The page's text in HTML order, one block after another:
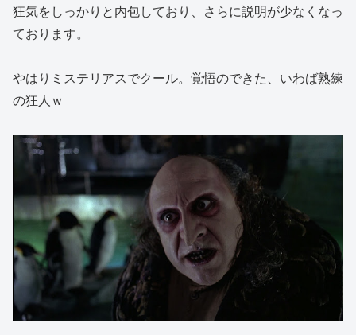
狂気をしっかりと内包しており、さらに説明が少なくなっ
ております。
やはりミステリアスでクール。覚悟のできた、いわば熟練
の狂人ｗ